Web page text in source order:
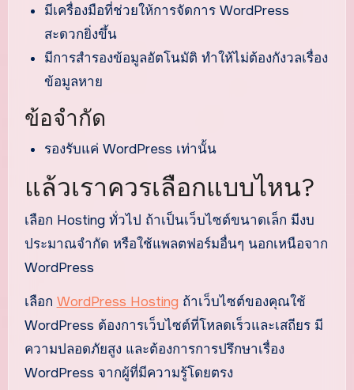
มีเครื่องมือที่ช่วยให้การจัดการ WordPress
สะดวกยิ่งขึ้น
มีการสำรองข้อมูลอัตโนมัติ ทำให้ไม่ต้องกังวลเรื่อง
ข้อมูลหาย
ข้อจำกัด
รองรับแค่ WordPress เท่านั้น
แล้วเราควรเลือกแบบไหน?
เลือก Hosting ทั่วไป ถ้าเป็นเว็บไซต์ขนาดเล็ก มีงบ
ประมาณจำกัด หรือใช้แพลตฟอร์มอื่นๆ นอกเหนือจาก
WordPress
เลือก WordPress Hosting ถ้าเว็บไซต์ของคุณใช้
WordPress ต้องการเว็บไซต์ที่โหลดเร็วและเสถียร มี
ความปลอดภัยสูง และต้องการการปรึกษาเรื่อง
WordPress จากผู้ที่มีความรู้โดยตรง